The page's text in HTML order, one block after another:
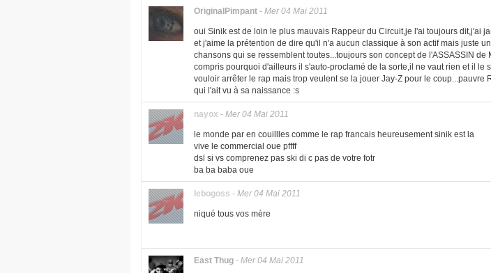
OriginalPimpant - Mer 04 Mai 2011
oui Sinik est de loin le plus mauvais Rappeur du Circuit,je l'ai toujours dit,j'ai
et j'aime la prétention de dire qu'il n'a aucun classique à son actif mais juste
chansons qui se ressemblent toutes...toujours son concept de l'ASSASSIN de
compris pourquoi d'ailleurs il s'auto-proclamé de la sorte,il ne vaut rien et il le
vouloir arrêter le rap mais trop veulent se la jouer Jay-Z pour le coup...pauvre
qui l'ait vu à sa naissance :s
nayox - Mer 04 Mai 2011
le monde par en couillles comme le rap francais heureusement sinik est la
vive le commercial oue pffff
dsl si vs comprenez pas ski di c pas de votre fotr
ba ba baba oue
lebogoss - Mer 04 Mai 2011
niqué tous vos mère
East Thug - Mer 04 Mai 2011